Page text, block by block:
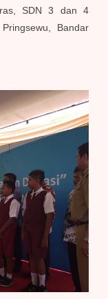
SDN 3 dan 4
Bandar